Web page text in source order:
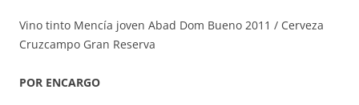
Vino tinto Mencía joven Abad Dom Bueno 2011 / Cerveza
Cruzcampo Gran Reserva
POR ENCARGO